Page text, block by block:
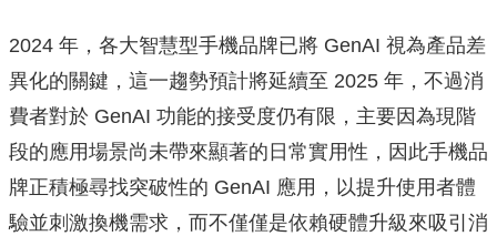
2024 年，各大智慧型手機品牌已將 GenAI 視為產品差
異化的關鍵，這一趨勢預計將延續至 2025 年，不過消
費者對於 GenAI 功能的接受度仍有限，主要因為現階
段的應用場景尚未帶來顯著的日常實用性，因此手機品
牌正積極尋找突破性的 GenAI 應用，以提升使用者體
驗並刺激換機需求，而不僅僅是依賴硬體升級來吸引消